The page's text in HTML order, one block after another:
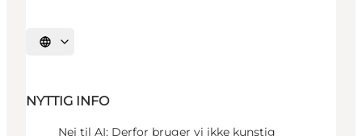
Vælg sprog
NYTTIG INFO
Nej til AI: Derfor bruger vi ikke kunstig